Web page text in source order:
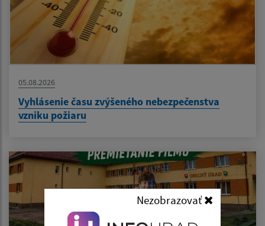
Nezobrazovať
05.08.2026
Vyhlásenie času zvýšeného nebezpečenstva
vzniku požiaru